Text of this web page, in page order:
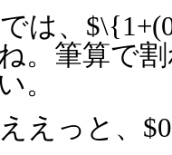
は、
。筆算で
。
えっと、